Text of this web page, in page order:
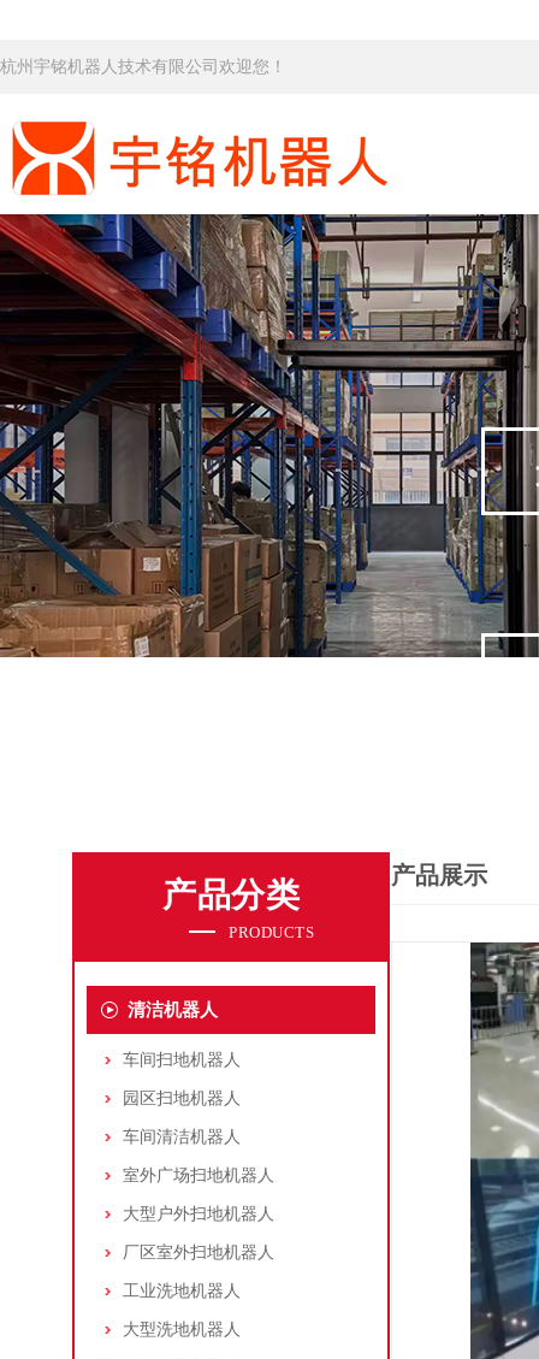
杭州宇铭机器人技术有限公司欢迎您！
产品分类
PRODUCTS
清洁机器人
车间扫地机器人
园区扫地机器人
车间清洁机器人
室外广场扫地机器人
大型户外扫地机器人
厂区室外扫地机器人
工业洗地机器人
大型洗地机器人
产品展示